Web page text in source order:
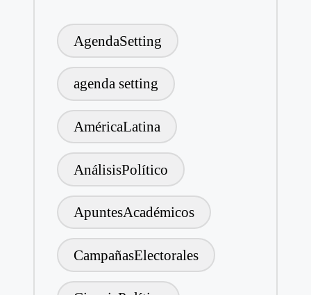
AgendaSetting
agenda setting
AméricaLatina
AnálisisPolítico
ApuntesAcadémicos
CampañasElectorales